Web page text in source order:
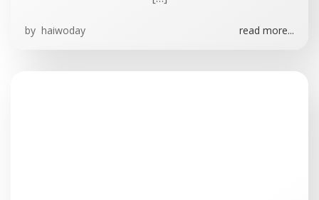
by haiwoday read more...